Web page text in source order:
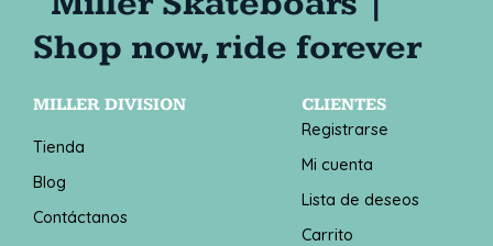
MILLER DIVISION
Tienda
Blog
Contáctanos
CLIENTES
Registrarse
Mi cuenta
Lista de deseos
Carrito